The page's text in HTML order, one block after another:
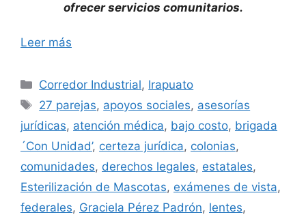
ofrecer servicios comunitarios.
Leer más
Categorías
Corredor Industrial, Irapuato
Etiquetas
27 parejas, apoyos sociales, asesorías
jurídicas, atención médica, bajo costo, brigada
´Con Unidad’, certeza jurídica, colonias,
comunidades, derechos legales, estatales,
Esterilización de Mascotas, exámenes de vista,
federales, Graciela Pérez Padrón, lentes,